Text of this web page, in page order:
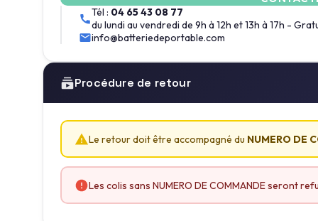
Tél : 04 65 43 08 77
du lundi au vendredi de 9h à 12h et 13h à 17h -
info@batteriedeportable.com
Procédure de retour
Le retour doit être accompagné du NUMERO DE
Les colis sans NUMERO DE COMMANDE seront